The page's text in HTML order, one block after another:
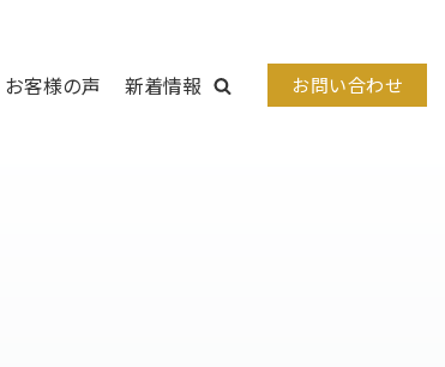
お客様の声 新着情報 お問い合わせ